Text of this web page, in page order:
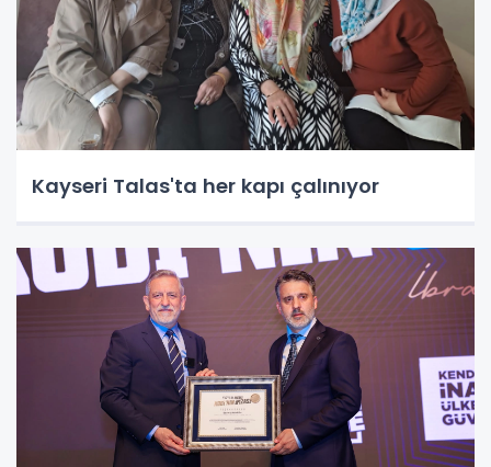
Kayseri Talas'ta her kapı çalınıyor